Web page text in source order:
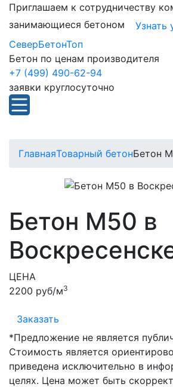
Приглашаем к сотрудничеству
занимающиеся бетоном
Узнать
СеверБетонТоп
Бетон по ценам производителя
+7 (499) 490-62-94
заявки круглосуточно
ГлавнаяТоварный бетонБетон
Бетон М50 в
ЦЕНА
2200 руб/м3
Заказать
*Предложение не является
Стоимость является
приведена исключительно в
целях. Цена может быть